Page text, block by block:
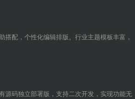
搭配，个性化编辑排版。行业主题模板丰富，
源码独立部署版，支持二次开发，实现功能无